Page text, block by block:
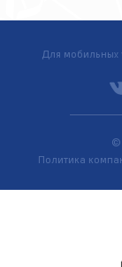
©
Политика
Для мобильных